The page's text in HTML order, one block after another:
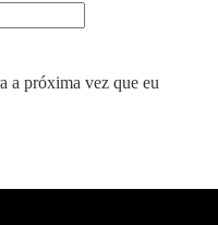
a próxima vez que eu